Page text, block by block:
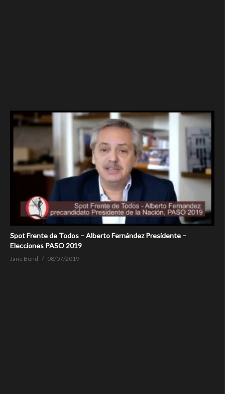
Spot Frente de Todos – Alberto Fernández Presidente –
Elecciones PASO 2019
Jane Bond 08/07/2019